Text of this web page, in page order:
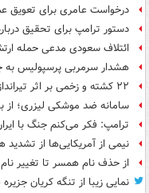
درخواست عامری برای تعویق
دستور ترامپ برای تحقیق
ائتلاف سعودی مدعی حمله
هشدار سرمربی پرسپولیس
۲۲ کشته و زخمی بر اثر تیراندازی در یک مدرسه در تایلند+ فیلم
سامانه ضد موشکی لیزری؛ از
ترامپ: فکر می‌کنم جنگ با
نیمی از آمریکایی‌ها از
از حذف نام همسر تا تغییر
نمایی زیبا از تنگه کریان